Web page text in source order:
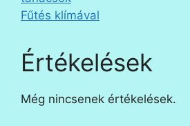
Fűtés klímával
Értékelések
Még nincsenek értékelések.